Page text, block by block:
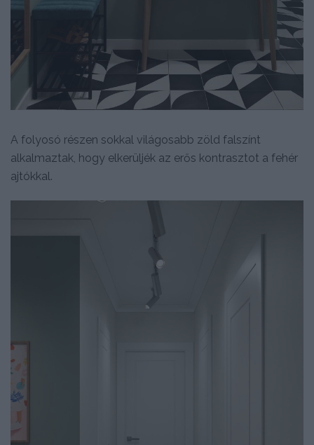
A folyosó részen sokkal világosabb zöld falszínt
alkalmaztak, hogy elkerüljék az erős kontrasztot a fehér
ajtókkal.